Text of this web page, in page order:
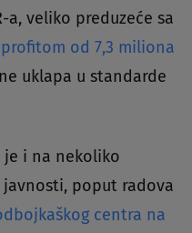
a, veliko preduzeće sa
od 7,3 miliona
uklapa u standarde
je i na nekoliko
poput radova
centra na